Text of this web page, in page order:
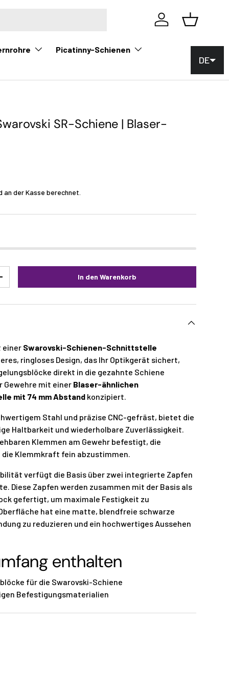
Einloggen
Korb
Picatinny-Schienen
SR-Schiene | Blaser-
an der Kasse berechnet.
In den Warenkorb
einer Swarovski-Schienen-Schnittstelle
ringloses Design, das Ihr Optikgerät sichert,
direkt in die gezahnte Schiene
mit einer Blaser-ähnlichen
mit 74 mm Abstand konzipiert.
Stahl und präzise CNC-gefräst, bietet die
Haltbarkeit und wiederholbare Zuverlässigkeit.
Klemmen am Gewehr befestigt, die
die Klemmkraft fein abzustimmen.
verfügt die Basis über zwei integrierte Zapfen
Diese Zapfen werden zusammen mit der Basis als
gefertigt, um maximale Festigkeit zu
hat eine matte, blendfreie schwarze
zu reduzieren und ein hochwertiges Aussehen
enthalten
für die Swarovski-Schiene
Befestigungsmaterialien
DE